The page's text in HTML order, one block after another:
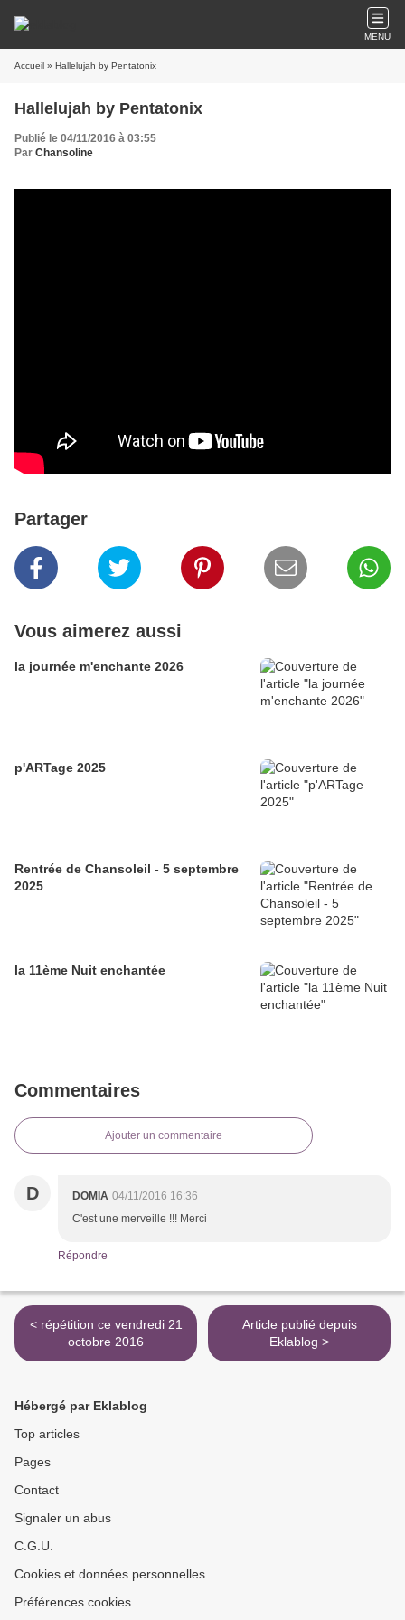
MENU
Accueil » Hallelujah by Pentatonix
Hallelujah by Pentatonix
Publié le 04/11/2016 à 03:55
Par Chansoline
Partager
Vous aimerez aussi
la journée m'enchante 2026
p'ARTage 2025
Rentrée de Chansoleil - 5 septembre
2025
la 11ème Nuit enchantée
Commentaires
Ajouter un commentaire
D DOMIA 04/11/2016 16:36
C'est une merveille !!! Merci
Répondre
< répétition ce vendredi 21
octobre 2016
Article publié depuis
Eklablog >
Hébergé par Eklablog
Top articles
Pages
Contact
Signaler un abus
C.G.U.
Cookies et données personnelles
Préférences cookies